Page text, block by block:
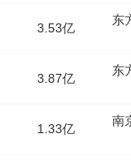
3.53亿
东
3.87亿
东
1.33亿
南